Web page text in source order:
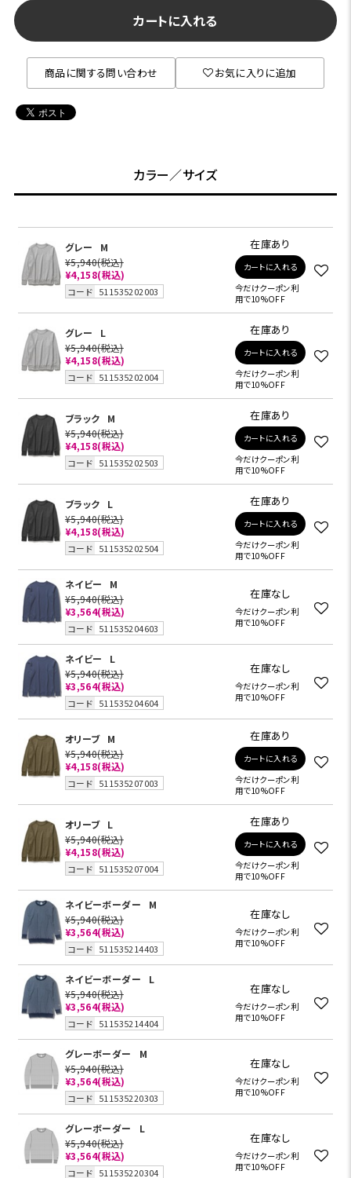
カートに入れる
商品に関する問い合わせ お気に入りに追加
カラー／サイズ
グレー
M
¥5,940(税込)
¥4,158(税込)
コード 511535202003
在庫あり
カートに入れる
今だけクーポン利
用で10%OFF
グレー
L
¥5,940(税込)
¥4,158(税込)
コード 511535202004
在庫あり
カートに入れる
今だけクーポン利
用で10%OFF
ブラック
M
¥5,940(税込)
¥4,158(税込)
コード 511535202503
在庫あり
カートに入れる
今だけクーポン利
用で10%OFF
ブラック
L
¥5,940(税込)
¥4,158(税込)
コード 511535202504
在庫あり
カートに入れる
今だけクーポン利
用で10%OFF
ネイビー
M
¥5,940(税込)
¥3,564(税込)
コード 511535204603
在庫なし
今だけクーポン利
用で10%OFF
ネイビー
L
¥5,940(税込)
¥3,564(税込)
コード 511535204604
在庫なし
今だけクーポン利
用で10%OFF
オリーブ
M
¥5,940(税込)
¥4,158(税込)
コード 511535207003
在庫あり
カートに入れる
今だけクーポン利
用で10%OFF
オリーブ
L
¥5,940(税込)
¥4,158(税込)
コード 511535207004
在庫あり
カートに入れる
今だけクーポン利
用で10%OFF
ネイビーボーダー
M
¥5,940(税込)
¥3,564(税込)
コード 511535214403
在庫なし
今だけクーポン利
用で10%OFF
ネイビーボーダー
L
¥5,940(税込)
¥3,564(税込)
コード 511535214404
在庫なし
今だけクーポン利
用で10%OFF
グレーボーダー
M
¥5,940(税込)
¥3,564(税込)
コード 511535220303
在庫なし
今だけクーポン利
用で10%OFF
グレーボーダー
L
¥5,940(税込)
¥3,564(税込)
コード 511535220304
在庫なし
今だけクーポン利
用で10%OFF